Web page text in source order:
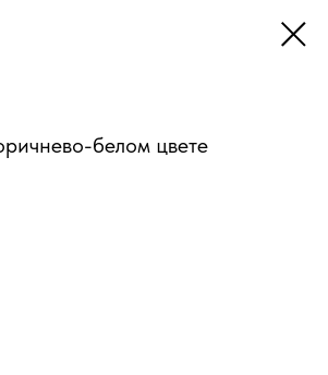
белом цвете